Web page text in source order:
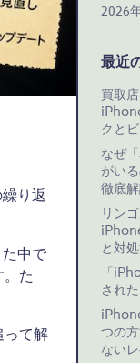
り返
中で
た
て解
2026
最近
買取
クと
なぜ
がい
徹底
リン
と対
「
され
つの
ない